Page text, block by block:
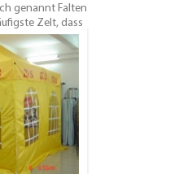
genannt Falten
Zelt, dass
Arten von
Stand, Party,
produkt
und